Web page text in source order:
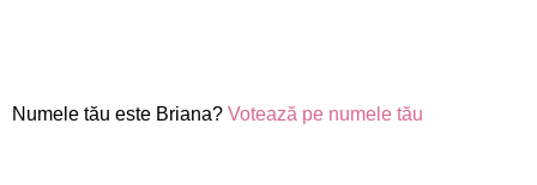
Numele tău este Briana? Votează pe numele tău